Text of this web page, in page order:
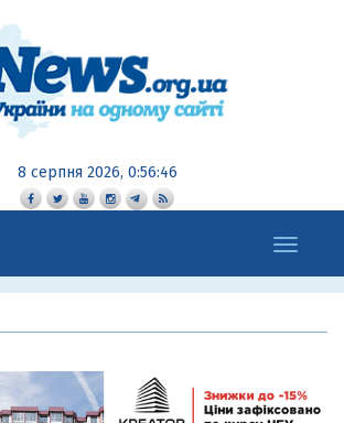
8 серпня 2026, 0:56:48
Toggle
navigation